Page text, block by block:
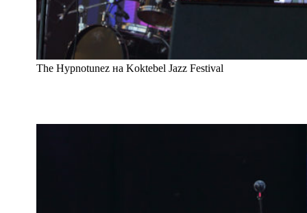
The Hypnotunez на Koktebel Jazz Festival